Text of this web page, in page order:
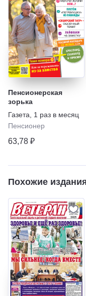
Пенсионерская
зорька
Газета
1 раз в месяц
Пенсионер
63,78 ₽
Похожие